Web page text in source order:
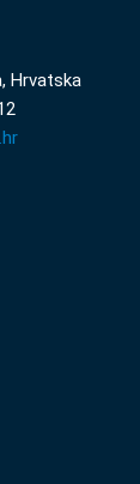
Hrvatska